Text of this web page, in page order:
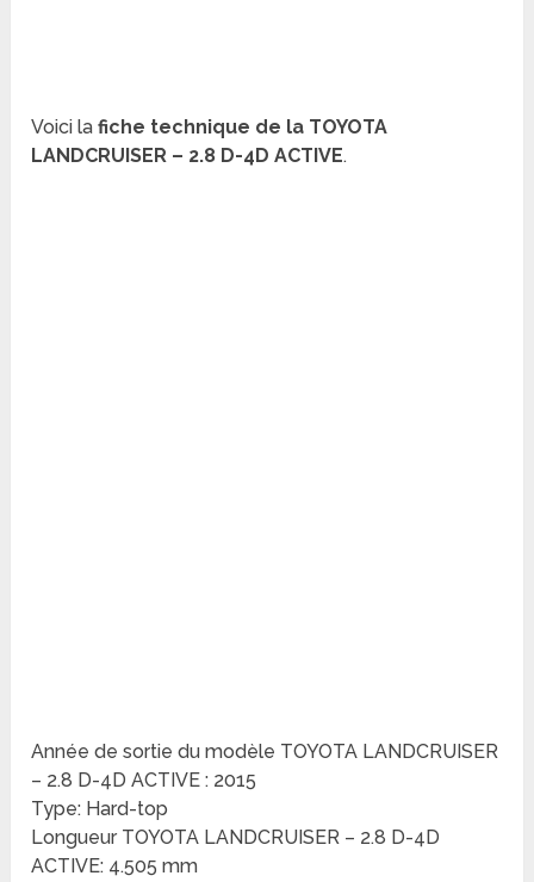
Voici la fiche technique de la TOYOTA
LANDCRUISER – 2.8 D-4D ACTIVE.
Année de sortie du modèle TOYOTA LANDCRUISER
– 2.8 D-4D ACTIVE : 2015
Type: Hard-top
Longueur TOYOTA LANDCRUISER – 2.8 D-4D
ACTIVE: 4.505 mm